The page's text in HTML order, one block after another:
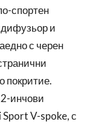
спортен
дифузьор и
с черен
покритие.
инчови
V-spoke, с